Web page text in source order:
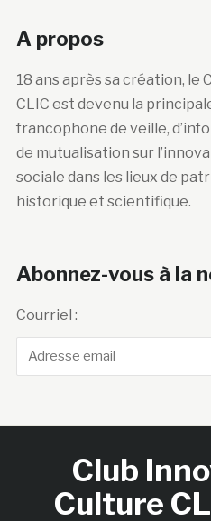
A propos
18 ans après sa création, le
CLIC est devenu la
francophone de veille,
de mutualisation sur
sociale dans les lieux de
historique et scientifique.
Abonnez-vous à la
Courriel :
Club
Culture